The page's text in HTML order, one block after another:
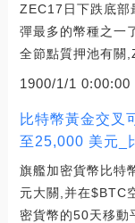
ZEC17日下跌底部
彈最多的幣種之一
全節點質押池有關
1900/1/1 0:00:00
比特幣黃金交叉
至25,000 美元_
旗艦加密貨幣比特
元大關,并在$BTC
密貨幣的50天移動